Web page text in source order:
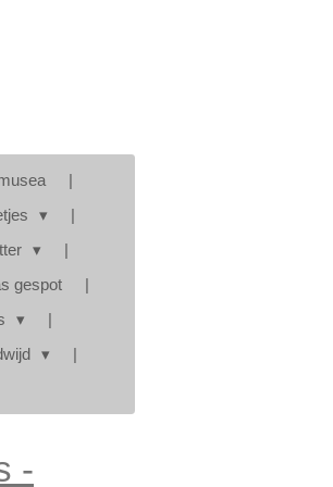
gespot
-